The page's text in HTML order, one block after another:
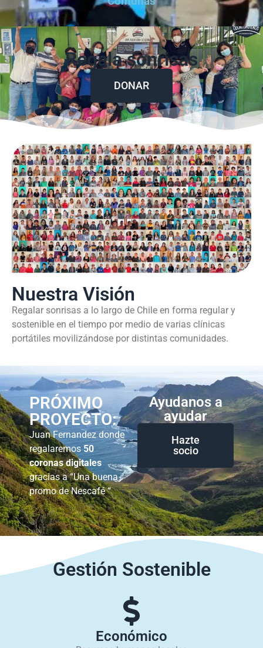
Regala sonrisas
DONAR
Nuestra Visión
Regalar sonrisas a lo largo de Chile en forma regular y
sostenible en el tiempo por medio de varias clínicas
portátiles movilizándose por distintas comunidades.
PRÓXIMO
PROYECTO:
Juan Fernandez donde
regalaremos 50
coronas digitales
gracias a “Una buena
promo de Nescafé “
Ayudanos a
ayudar
Hazte
socio
Gestión Sostenible
Económico